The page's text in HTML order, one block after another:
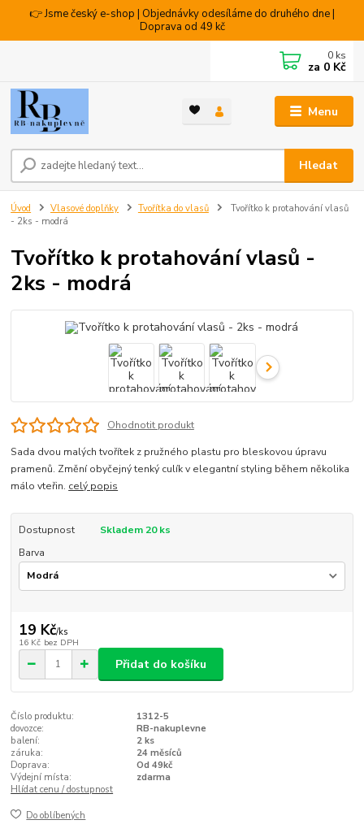
👉 Jsme český e-shop | Objednávky odesíláme do druhého dne |
Doprava od 49 kč
Menu
Hledat
0 ks
za 0 Kč
Úvod Vlasové doplňky Tvořítka do vlasů
Tvořítko k protahování vlasů
- 2ks - modrá
Tvořítko k protahování vlasů -
2ks - modrá
Ohodnotit produkt
Sada dvou malých tvořítek z pružného plastu pro bleskovou úpravu
pramenů. Změní obyčejný tenký culík v elegantní styling během několika
málo vteřin. celý popis
Dostupnost
Skladem 20 ks
Barva
19 Kč/ks
16 Kč bez DPH
Přidat do košíku
Číslo produktu:
1312-5
dovozce:
RB-nakuplevne
balení:
2 ks
záruka:
24 měsíců
Doprava:
Od 49kč
Výdejní místa:
zdarma
Hlídat cenu / dostupnost
Do oblíbených